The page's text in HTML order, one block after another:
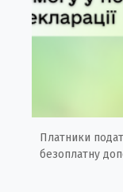
Платники
безоплатну